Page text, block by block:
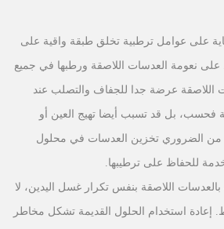
على عوامل ترطبية تخلق طبقة واقية على
نعومة العدسات اللاصقة ورطبها في جميع
اللاصقة عرضة جدا للجفاف والتصلب عند
فحسب، بل قد تسبب أيضا تهيج العين أو
من الضروري تخزين العدسات في محلول
للحفاظ على ترطيبها.
بالعدسات اللاصقة بنفس تكرار غسل اليدين، لا
إعادة استخدام الحلول القديمة تشكل مخاطر